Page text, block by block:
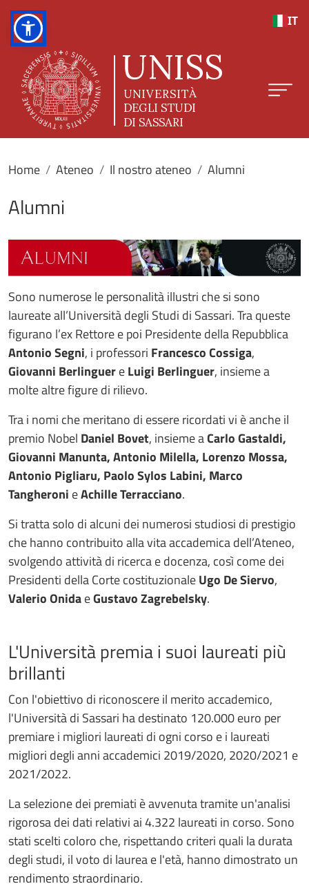
IT
Home Ateneo Il nostro ateneo Alumni
Alumni
Sono numerose le personalità illustri che si sono
laureate all’Università degli Studi di Sassari. Tra queste
figurano l’ex Rettore e poi Presidente della Repubblica
Antonio Segni, i professori Francesco Cossiga,
Giovanni BerlinguereLuigi Berlinguer, insieme a
molte altre figure di rilievo.
Tra i nomi che meritano di essere ricordati vi è anche il
premio Nobel Daniel Bovet, insieme aCarlo Gastaldi,
Giovanni Manunta, Antonio Milella, Lorenzo Mossa,
Antonio Pigliaru, Paolo Sylos Labini, Marco
Tangheroni eAchille Terracciano.
Si tratta solo di alcuni dei numerosi studiosi di prestigio
che hanno contribuito alla vita accademica dell’Ateneo,
svolgendo attività di ricerca e docenza, così come dei
Presidenti della Corte costituzionaleUgo De Siervo,
Valerio OnidaeGustavo Zagrebelsky.
L'Università premia i suoi laureati più
brillanti
Con l'obiettivo di riconoscere il merito accademico,
l'Università di Sassari ha destinato 120.000 euro per
premiare i migliori laureati di ogni corso e i laureati
migliori degli anni accademici 2019/2020, 2020/2021 e
2021/2022.
La selezione dei premiati è avvenuta tramite un'analisi
rigorosa dei dati relativi ai 4.322 laureati in corso. Sono
stati scelti coloro che, rispettando criteri quali la durata
degli studi, il voto di laurea e l'età, hanno dimostrato un
rendimento straordinario.